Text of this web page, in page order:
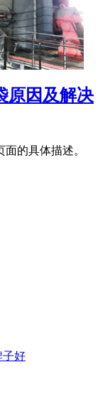
原因及解决
的具体描述。
子好